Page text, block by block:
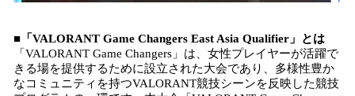
■「VALORANT Game Changers East Asia Qualifier」とは
「VALORANT Game Changers」は、女性プレイヤーが活躍で
きる場を提供するために設立された大会であり、多様性豊か
なコミュニティを持つVALORANT競技シーンを反映した競技